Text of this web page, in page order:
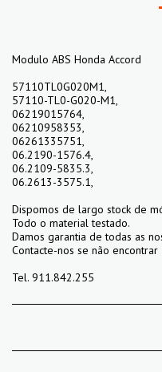
Modulo ABS Honda Accord
57110TL0G020M1,
57110-TL0-G020-M1,
06219015764,
06210958353,
06261335751,
06.2190-1576.4,
06.2109-5835.3,
06.2613-3575.1,
Dispomos de largo stock de
Todo o material testado.
Damos garantia de todas as
Contacte-nos se não
Tel. 911.842.255